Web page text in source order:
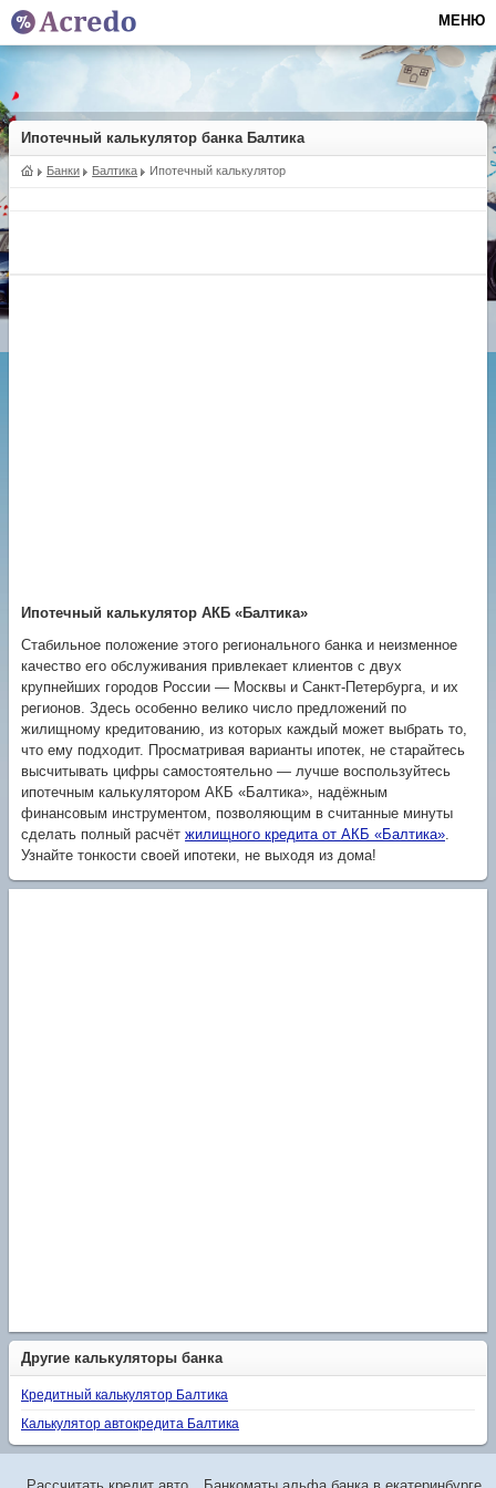
Ипотечный калькулятор банка Балтика
Банки Балтика Ипотечный калькулятор
Ипотечный калькулятор АКБ «Балтика»
Стабильное положение этого регионального банка и неизменное
качество его обслуживания привлекает клиентов с двух
крупнейших городов России — Москвы и Санкт-Петербурга, и их
регионов. Здесь особенно велико число предложений по
жилищному кредитованию, из которых каждый может выбрать то,
что ему подходит. Просматривая варианты ипотек, не старайтесь
высчитывать цифры самостоятельно — лучше воспользуйтесь
ипотечным калькулятором АКБ «Балтика», надёжным
финансовым инструментом, позволяющим в считанные минуты
сделать полный расчёт жилищного кредита от АКБ «Балтика»
Узнайте тонкости своей ипотеки, не выходя из дома!
Другие калькуляторы банка
Кредитный калькулятор Балтика
Калькулятор автокредита Балтика
МЕНЮ